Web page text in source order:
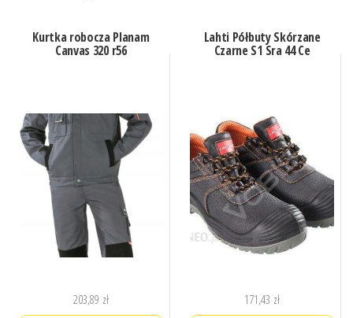
Kurtka robocza Planam
Canvas 320 r56
203,89 zł
Lahti Półbuty Skórzane
Czarne S1 Sra 44 Ce
171,43 zł